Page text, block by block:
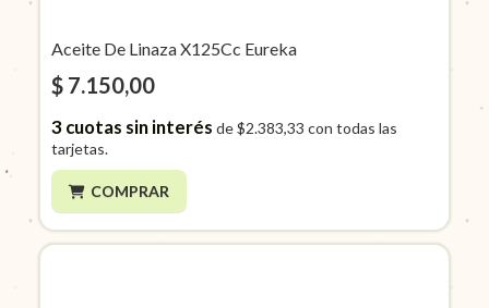
Aceite De Linaza X125Cc Eureka
$ 7.150,00
3cuotas sin interés de$2.383,33 con todas las
tarjetas.
COMPRAR